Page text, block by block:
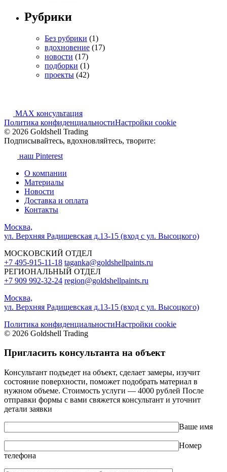
Рубрики
Без рубрики (1)
вдохновение (17)
новости (17)
подборки (1)
проекты (42)
MAX консультация
Политика конфиденциальностиНастройки cookie
© 2026 Goldshell Trading
Подписывайтесь, вдохновляйтесь, творите:
наш Pinterest
О компании
Материалы
Новости
Доставка и оплата
Контакты
Москва,
ул. Верхняя Радищевская д.13-15 (вход с ул. Высоцкого)
МОСКОВСКИЙ ОТДЕЛ
+7 495-915-11-18 taganka@goldshellpaints.ru
РЕГИОНАЛЬНЫЙ ОТДЕЛ
+7 909 992-32-24‬ region@goldshellpaints.ru
Москва,
ул. Верхняя Радищевская д.13-15 (вход с ул. Высоцкого)
Политика конфиденциальностиНастройки cookie
© 2026 Goldshell Trading
Пригласить консультанта на объект
Консультант подъедет на объект, сделает замеры, изучит
состояние поверхности, поможет подобрать материал в
нужном объеме. Стоимость услуги — 4000 рублей После
отправки формы с вами свяжется консультант и уточнит
детали заявки
Ваше имя
Номер
телефона